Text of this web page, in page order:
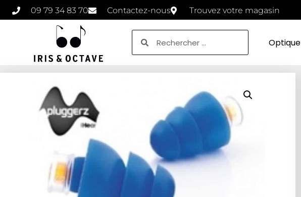
09 79 34 83 70 Contactez-nous Trouvez votre magasin
Optique